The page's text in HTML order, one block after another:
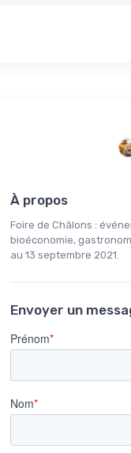
À propos
Foire de Châlons :
bioéconomie,
au 13 septembre 2021.
Envoyer un